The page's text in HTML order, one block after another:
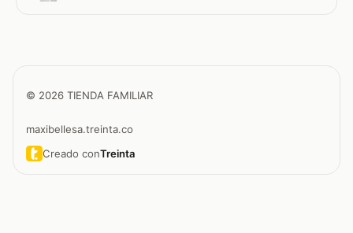
© 2026 TIENDA FAMILIAR
maxibellesa.treinta.co
Creado conTreinta